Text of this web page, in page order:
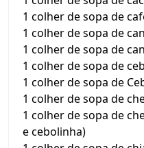
1 colher de sopa de
1 colher de sopa de
1 colher de sopa de
1 colher de sopa de
1 colher de sopa de
1 colher de sopa de
1 colher de sopa de
e cebolinha)